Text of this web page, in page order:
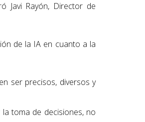
Javi Rayón, Director de
de la IA en cuanto a la
ser precisos, diversos y
toma de decisiones, no